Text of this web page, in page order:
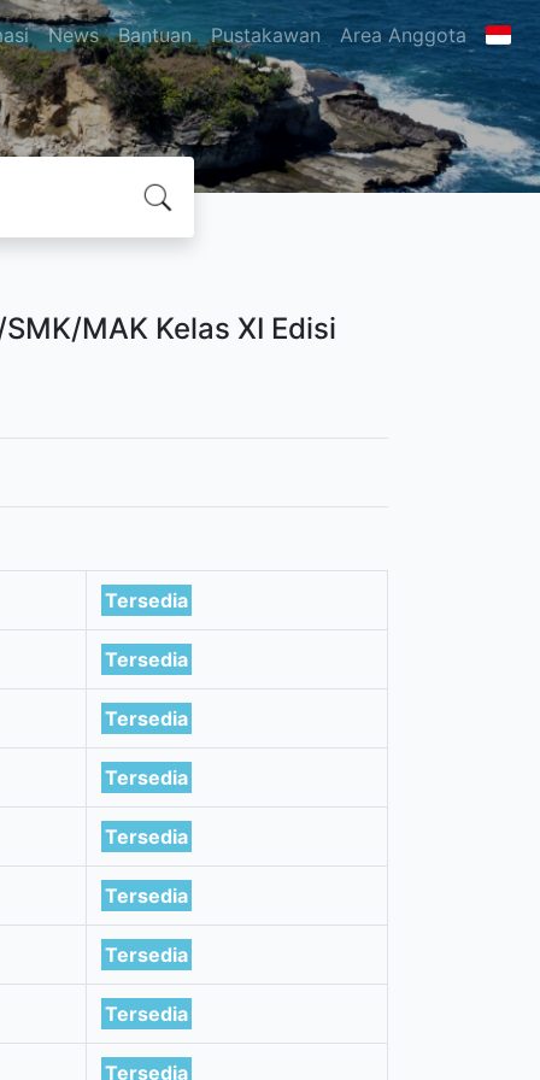
News Bantuan Pustakawan Area Anggota
MAK Kelas XI Edisi
Tersedia
Tersedia
Tersedia
Tersedia
Tersedia
Tersedia
Tersedia
Tersedia
Tersedia